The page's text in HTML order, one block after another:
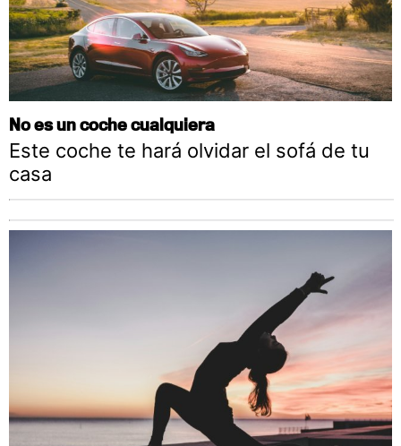
No es un coche cualquiera
Este coche te hará olvidar el sofá de tu
casa